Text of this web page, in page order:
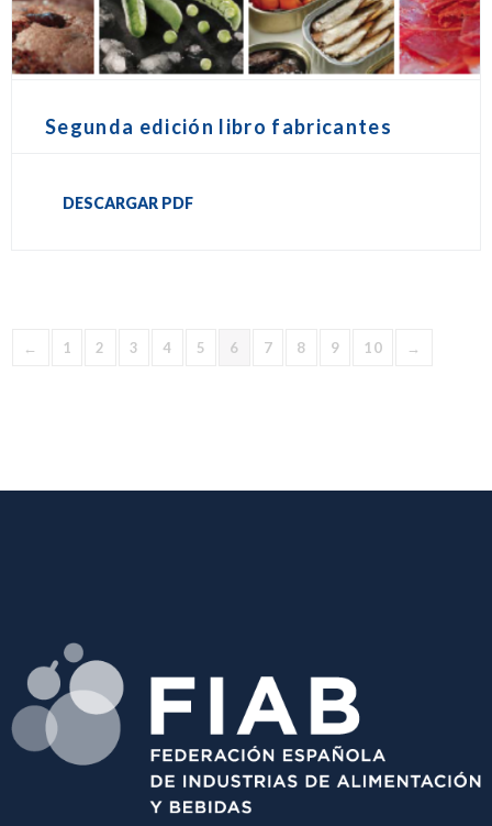
Segunda edición libro fabricantes
DESCARGAR PDF
← 1 2 3 4 5 6 7 8 9 10 →